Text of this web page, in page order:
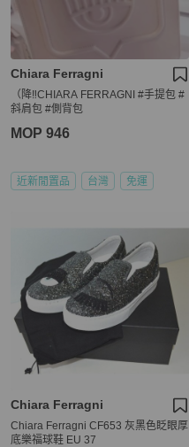
Chiara Ferragni
（降‼️CHIARA FERRAGNI #手提包 #
斜肩包 #側背包
MOP 946
近新閒置品 台灣 免運
Chiara Ferragni
Chiara Ferragni CF653 灰黑色眨眼厚
底樂福球鞋 EU 37